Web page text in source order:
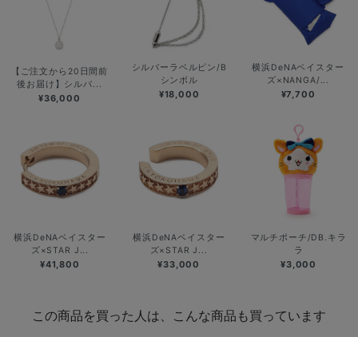
【ご注文から20日間前
後お届け】シルバ...
¥36,000
シルバーラベルピン/B
シンボル
¥18,000
横浜DeNAベイスター
ズ×NANGA/...
¥7,700
横浜DeNAベイスター
ズ×STAR J...
¥41,800
横浜DeNAベイスター
ズ×STAR J...
¥33,000
マルチポーチ/DB.キラ
ラ
¥3,000
この商品を買った人は、こんな商品も買っています